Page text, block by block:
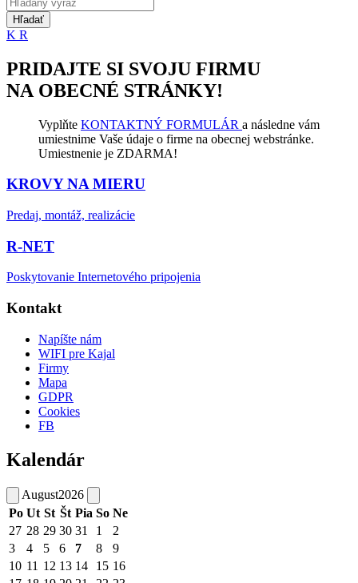
Hľadať
K R
PRIDAJTE SI SVOJU FIRMU
NA OBECNÉ STRÁNKY!
Vyplňte KONTAKTNÝ FORMULÁR a následne vám
umiestnime Vaše údaje o firme na obecnej webstránke.
Umiestnenie je ZDARMA!
KROVY NA MIERU
Predaj, montáž, realizácie
R-NET
Poskytovanie Internetového pripojenia
Kontakt
Napíšte nám
WIFI pre Kajal
Firmy
Mapa
GDPR
Cookies
FB
Kalendár
August2026
Po Ut St Št Pia So Ne
27 28 29 30 31 1
2
3
4 5 6 7 8
9
10 11 12 13 14 15 16